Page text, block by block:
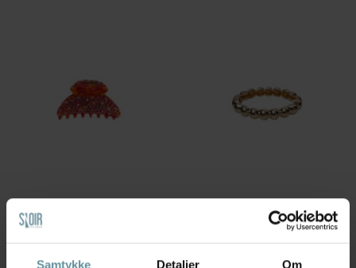
Samtykke Detaljer Om
Black Colour
Black Colour Bc Universe
Medium rhinestone...
65,00 kr130,00 kr
Black Colour
Black Colour BCALIRA Bracelet -
Guld...
149,00 kr